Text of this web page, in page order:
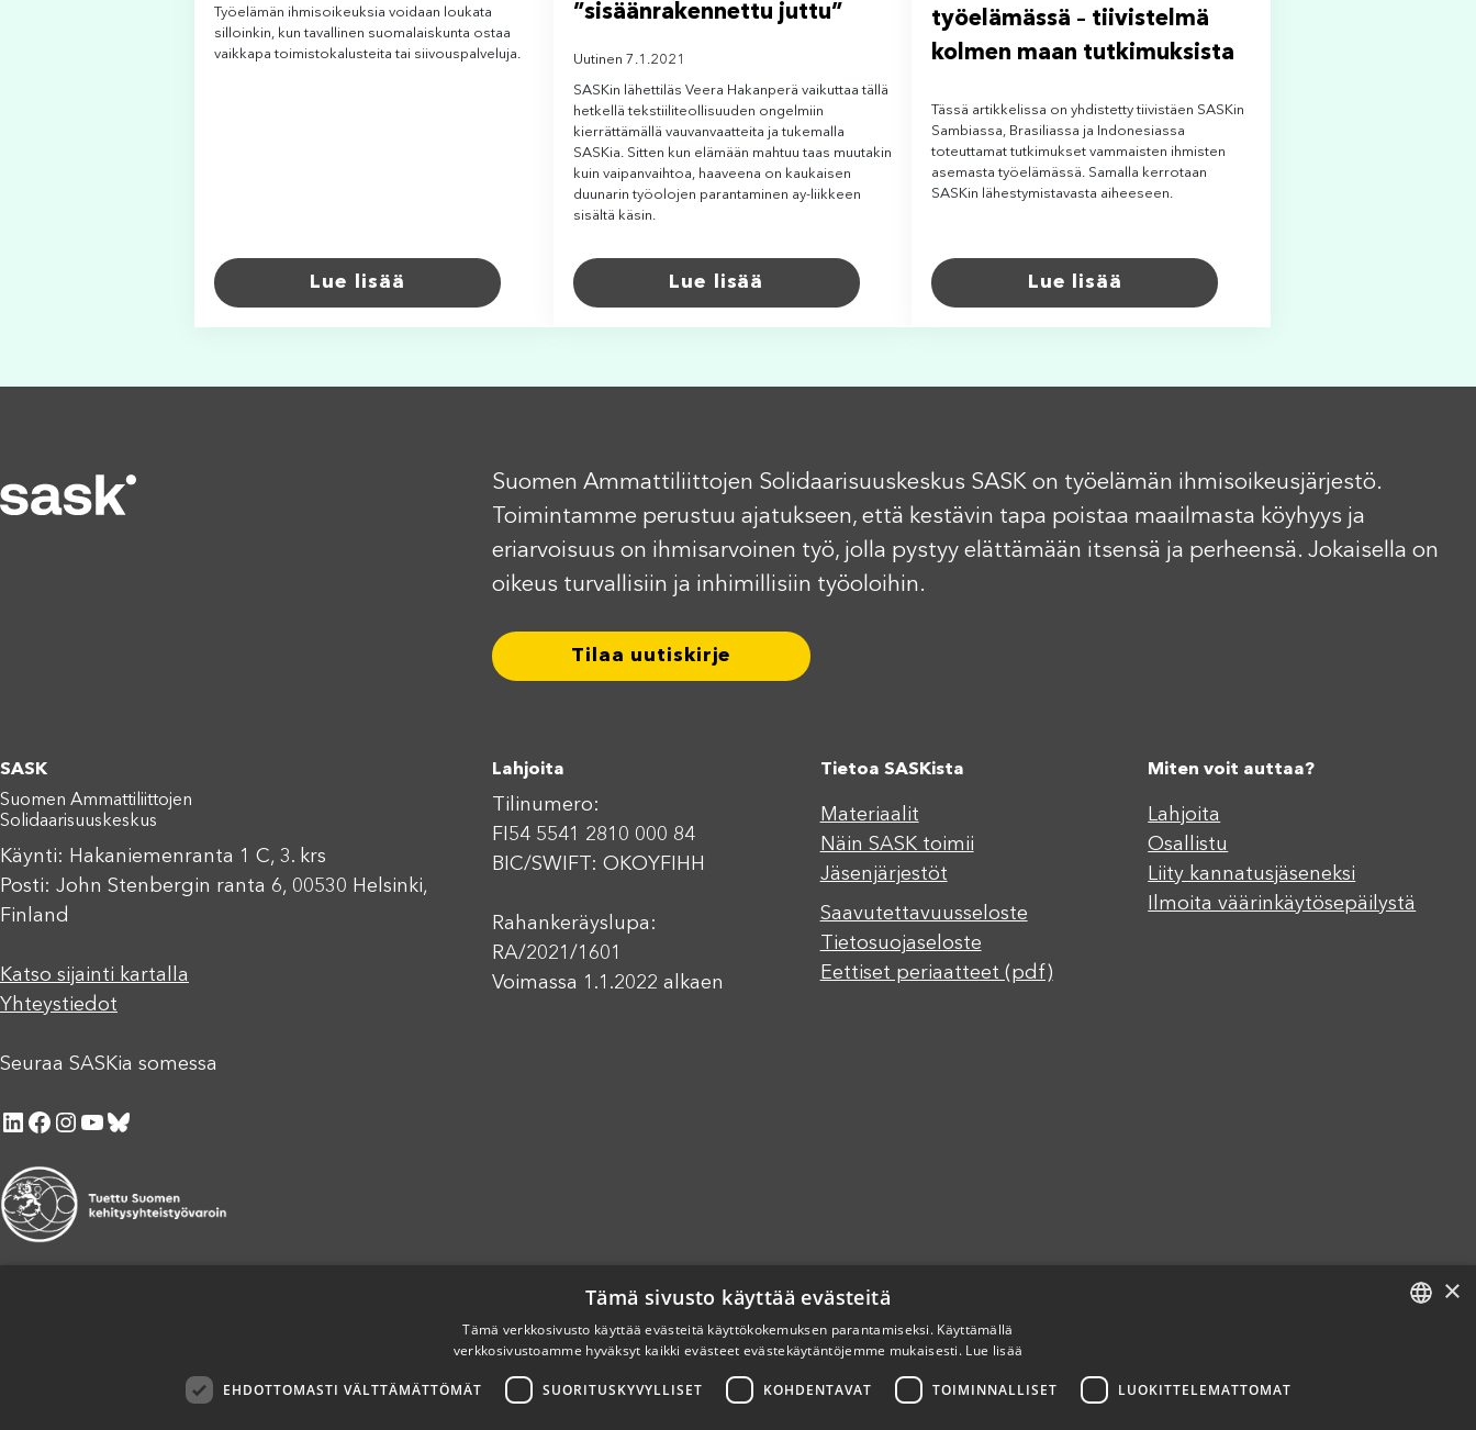
Työelämän ihmisoikeuksia voidaan loukata
silloinkin, kun tavallinen suomalaiskunta ostaa
vaikkapa toimistokalusteita tai siivouspalveluja.
Lue lisää
”sisäänrakennettu juttu”
Uutinen 7.1.2021
SASKin lähettiläs Veera Hakanperä vaikuttaa tällä
hetkellä tekstiiliteollisuuden ongelmiin
kierrättämällä vauvanvaatteita ja tukemalla
SASKia. Sitten kun elämään mahtuu taas muutakin
kuin vaipanvaihtoa, haaveena on kaukaisen
duunarin työolojen parantaminen ay-liikkeen
sisältä käsin.
Lue lisää
työelämässä – tiivistelmä
kolmen maan tutkimuksista
Tässä artikkelissa on yhdistetty tiivistäen SASKin
Sambiassa, Brasiliassa ja Indonesiassa
toteuttamat tutkimukset vammaisten ihmisten
asemasta työelämässä. Samalla kerrotaan
SASKin lähestymistavasta aiheeseen.
Lue lisää
Suomen Ammattiliittojen Solidaarisuuskeskus SASK on työelämän ihmisoikeusjärjestö.
Toimintamme perustuu ajatukseen, että kestävin tapa poistaa maailmasta köyhyys ja
eriarvoisuus on ihmisarvoinen työ, jolla pystyy elättämään itsensä ja perheensä. Jokaisella on
oikeus turvallisiin ja inhimillisiin työoloihin.
Tilaa uutiskirje
SASK
Suomen Ammattiliittojen
Solidaarisuuskeskus
Käynti: Hakaniemenranta 1 C, 3. krs
Posti: John Stenbergin ranta 6, 00530 Helsinki,
Finland
Katso sijainti kartalla
Yhteystiedot
Seuraa SASKia somessa
LinkedIn Facebook Instagram YouTube Bluesky
Lahjoita
Tilinumero:
FI54 5541 2810 000 84
BIC/SWIFT: OKOYFIHH
Rahankeräyslupa:
RA/2021/1601
Voimassa 1.1.2022 alkaen
Tietoa SASKista
Materiaalit
Näin SASK toimii
Jäsenjärjestöt
Saavutettavuusseloste
Tietosuojaseloste
Eettiset periaatteet (pdf)
Miten voit auttaa?
Lahjoita
Osallistu
Liity kannatusjäseneksi
Ilmoita väärinkäytösepäilystä
×
Tämä sivusto käyttää evästeitä
Tämä verkkosivusto käyttää evästeitä käyttökokemuksen parantamiseksi. Käyttämällä
verkkosivustoamme hyväksyt kaikki evästeet evästekäytäntöjemme mukaisesti. Lue lisää
EHDOTTOMASTI VÄLTTÄMÄTTÖMÄT SUORITUSKYVYLLISET KOHDENTAVAT TOIMINNALLISET LUOKITTELEMATTOMAT